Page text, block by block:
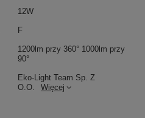
Eko-Light Team Sp. Z
O.O.
Więcej
12W
F
1200lm przy 360° 1000lm przy
90°